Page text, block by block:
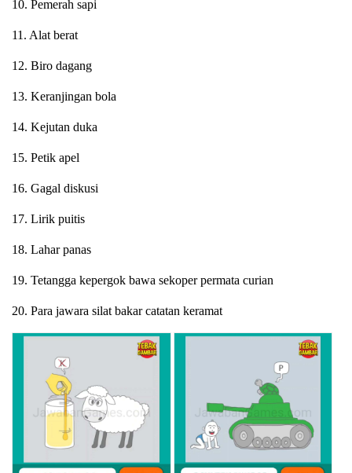
10. Pemerah sapi
11. Alat berat
12. Biro dagang
13. Keranjingan bola
14. Kejutan duka
15. Petik apel
16. Gagal diskusi
17. Lirik puitis
18. Lahar panas
19. Tetangga kepergok bawa sekoper permata curian
20. Para jawara silat bakar catatan keramat